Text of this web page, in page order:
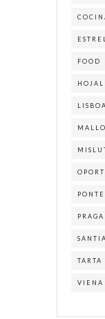
FOOD
LISBOA
PRAGA
TARTA
VIENA